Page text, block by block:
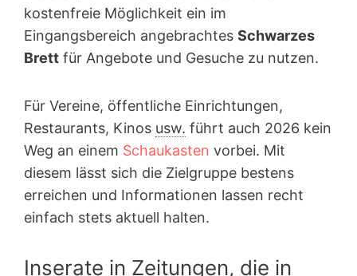
kostenfreie Möglichkeit ein im
Eingangsbereich angebrachtes Schwarzes
Brett für Angebote und Gesuche zu nutzen.
Für Vereine, öffentliche Einrichtungen,
Restaurants, Kinos usw. führt auch 2026 kein
Weg an einem Schaukasten vorbei. Mit
diesem lässt sich die Zielgruppe bestens
erreichen und Informationen lassen recht
einfach stets aktuell halten.
Inserate in Zeitungen, die in